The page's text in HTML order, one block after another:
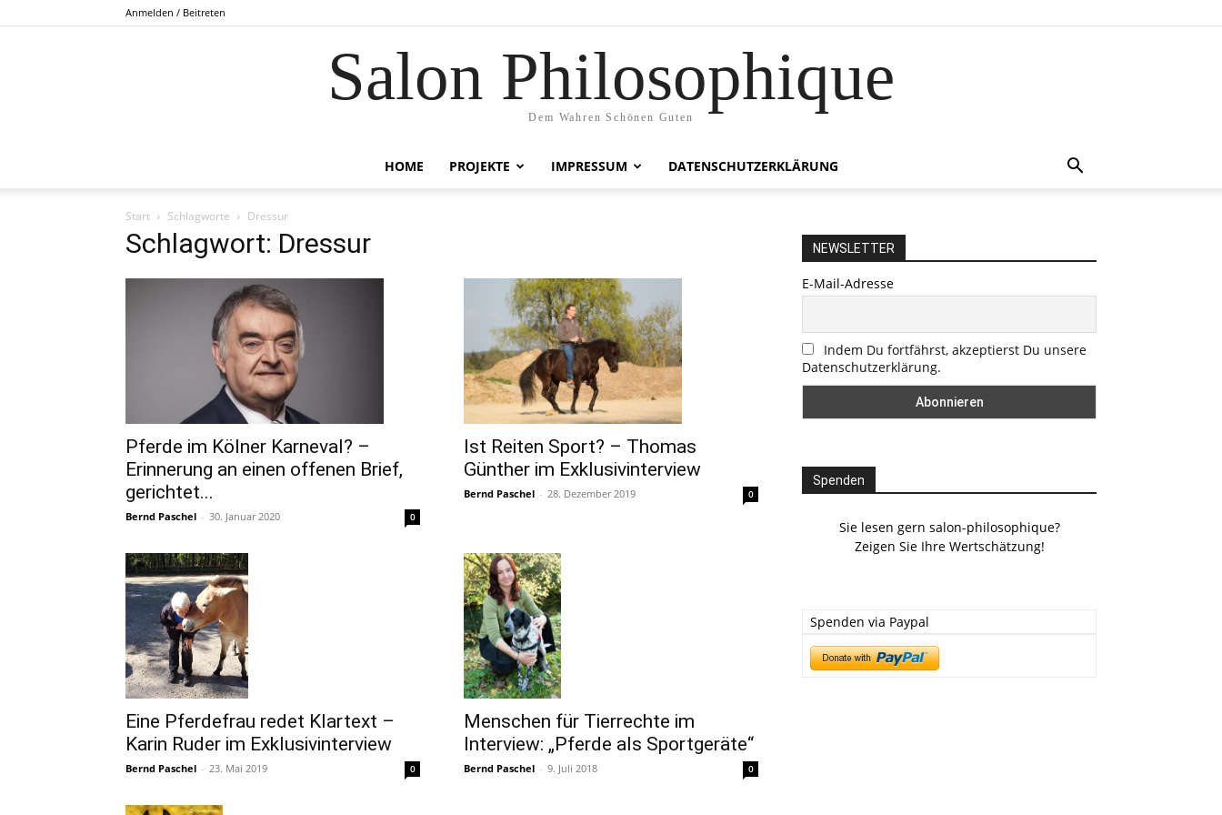
Anmelden / Beitreten
Salon Philosophique
Dem Wahren Schönen Guten
HOME PROJEKTE IMPRESSUM DATENSCHUTZERKLÄRUNG
Start Schlagworte Dressur
Schlagwort: Dressur
Pferde im Kölner Karneval? –
Erinnerung an einen offenen Brief,
gerichtet...
Bernd Paschel - 30. Januar 2020 0
Ist Reiten Sport? – Thomas
Günther im Exklusivinterview
Bernd Paschel - 28. Dezember 2019 0
Eine Pferdefrau redet Klartext –
Karin Ruder im Ex­klu­siv­in­ter­view
Bernd Paschel - 23. Mai 2019 0
Menschen für Tierrechte im
Interview: „Pferde als Sportgeräte“
Bernd Paschel - 9. Juli 2018 0
NEWSLETTER
E-Mail-Adresse
Indem Du fortfährst, akzeptierst Du unsere
Datenschutzerklärung.
Spenden
Sie lesen gern salon-philosophique?
Zeigen Sie Ihre Wertschätzung!
Spenden via Paypal